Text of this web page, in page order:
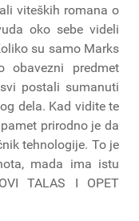
viteških romana o
oko sebe videli
su samo Marks
obavezni predmet
postali sumanuti
dela. Kad vidite te
prirodno je da
tehnologije. To je
mada ima istu
TALAS I OPET